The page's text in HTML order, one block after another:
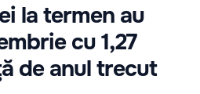
la termen au
cu 1,27
de anul trecut